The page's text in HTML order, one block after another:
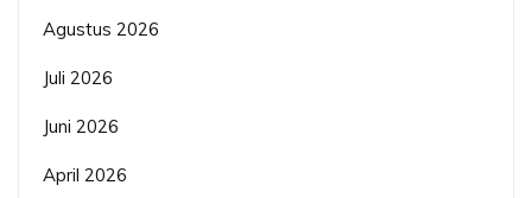
Agustus 2026
Juli 2026
Juni 2026
April 2026